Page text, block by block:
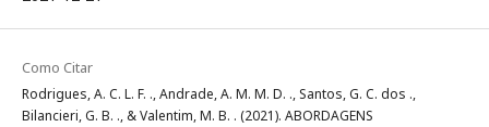
Como Citar
Rodrigues, A. C. L. F. ., Andrade, A. M. M. D. ., Santos, G. C. dos .,
Bilancieri, G. B. ., & Valentim, M. B. . (2021). ABORDAGENS